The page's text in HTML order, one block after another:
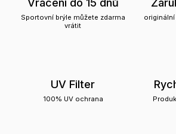
Sportovní brýle můžete zdarma
vrátit
UV Filter
100% UV ochrana